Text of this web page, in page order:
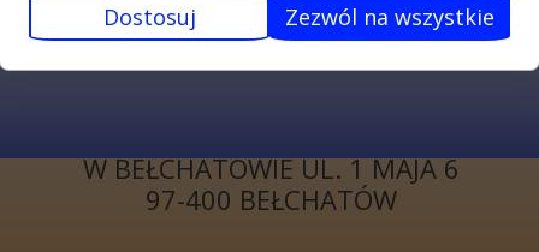
KONTAKT
W BEŁCHATOWIE UL. 1 MAJA 6
97-400 BEŁCHATÓW
Dostosuj Zezwól na wszystkie